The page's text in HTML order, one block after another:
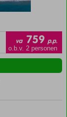
va 759 p.p.
o.b.v. 2 personen